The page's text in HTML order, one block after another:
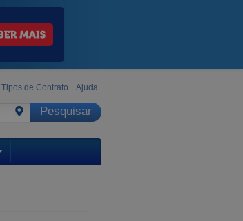
Tipos de Contrato Ajuda